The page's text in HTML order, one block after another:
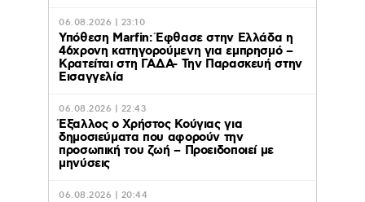
06.08.2026 | 23:10
Υπόθεση Marfin: Έφθασε στην Ελλάδα η
46χρονη κατηγορούμενη για εμπρησμό –
Κρατείται στη ΓΑΔΑ- Την Παρασκευή στην
Εισαγγελία
06.08.2026 | 22:43
Έξαλλος ο Χρήστος Κούγιας για
δημοσιεύματα που αφορούν την
προσωπική του ζωή – Προειδοποιεί με
μηνύσεις
06.08.2026 | 20:44